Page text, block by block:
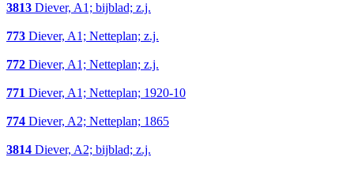
3813 Diever, A1; bijblad; z.j.
773 Diever, A1; Netteplan; z.j.
772 Diever, A1; Netteplan; z.j.
771 Diever, A1; Netteplan; 1920-10
774 Diever, A2; Netteplan; 1865
3814 Diever, A2; bijblad; z.j.